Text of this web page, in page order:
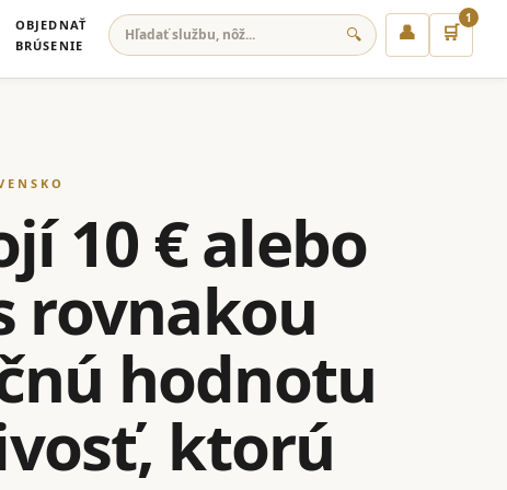
OBJEDNAŤ
BRÚSENIE
🔍 👤 🛒
1
10 € alebo
rovnakou
hodnotu
ktorú